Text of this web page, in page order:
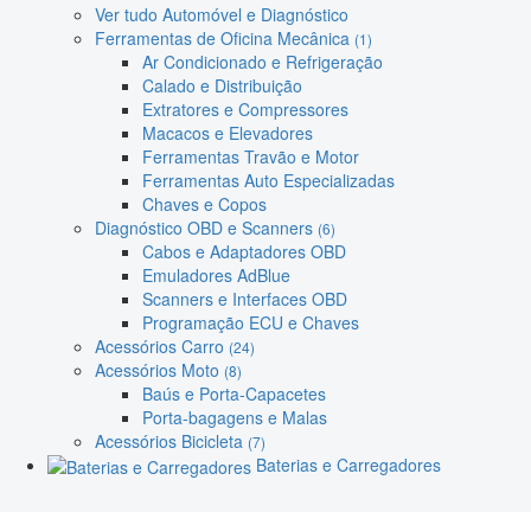
Ver tudo Automóvel e Diagnóstico
Ferramentas de Oficina Mecânica (1)
Ar Condicionado e Refrigeração
Calado e Distribuição
Extratores e Compressores
Macacos e Elevadores
Ferramentas Travão e Motor
Ferramentas Auto Especializadas
Chaves e Copos
Diagnóstico OBD e Scanners (6)
Cabos e Adaptadores OBD
Emuladores AdBlue
Scanners e Interfaces OBD
Programação ECU e Chaves
Acessórios Carro (24)
Acessórios Moto (8)
Baús e Porta-Capacetes
Porta-bagagens e Malas
Acessórios Bicicleta (7)
Baterias e Carregadores